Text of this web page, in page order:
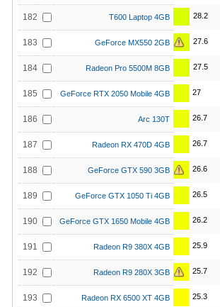
182 T600 Laptop 4GB 28.2
183 GeForce MX550 2GB 27.6
184 Radeon Pro 5500M 8GB 27.5
185 GeForce RTX 2050 Mobile 4GB 27
186 Arc 130T 26.7
187 Radeon RX 470D 4GB 26.7
188 GeForce GTX 590 3GB 26.6
189 GeForce GTX 1050 Ti 4GB 26.5
190 GeForce GTX 1650 Mobile 4GB 26.2
191 Radeon R9 380X 4GB 25.9
192 Radeon R9 280X 3GB 25.7
193 Radeon RX 6500 XT 4GB 25.3